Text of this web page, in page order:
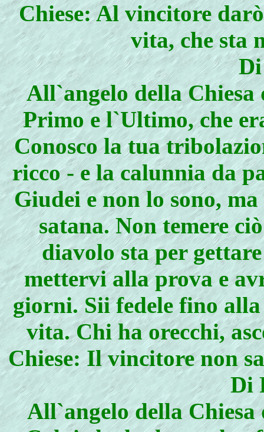
Chiese: Al vincitore
vita, che sta
All`angelo della
Primo e l`Ultimo, che
Conosco la tua
ricco - e la calunnia da
Giudei e non lo sono,
satana. Non temere
diavolo sta per
mettervi alla prova e
giorni. Sii fedele fino
vita. Chi ha orecchi,
Chiese: Il vincitore non
Di
All`angelo della